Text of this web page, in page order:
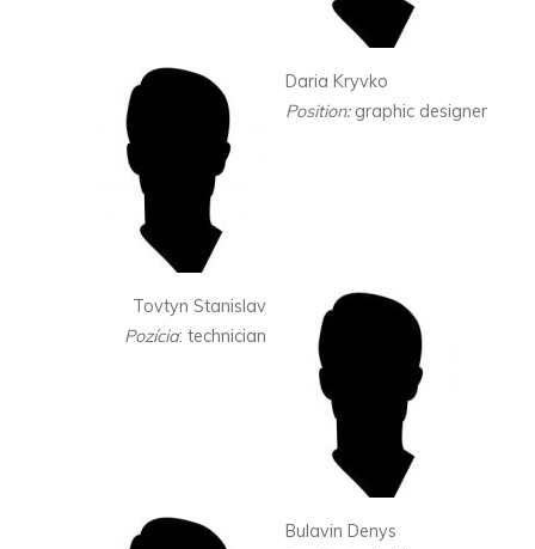
Daria Kryvko
Position: graphic designer
Tovtyn Stanislav
Pozícia: technician
Bulavin Denys